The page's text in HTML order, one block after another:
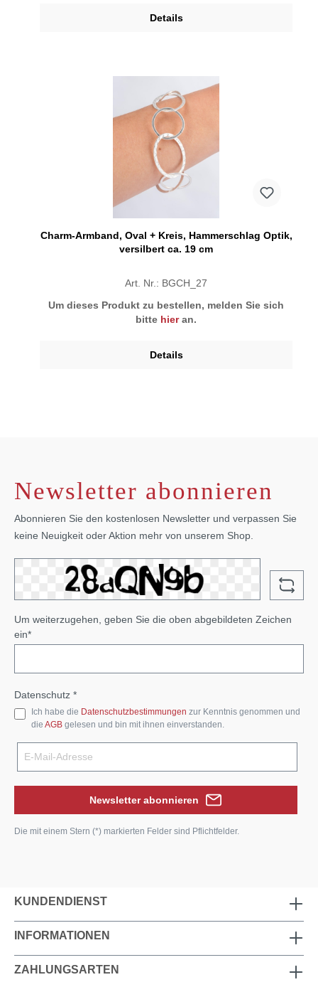
Details
Charm-Armband, Oval + Kreis, Hammerschlag Optik,
versilbert ca. 19 cm
Art. Nr.: BGCH_27
Um dieses Produkt zu bestellen, melden Sie sich
bitte hieran.
Details
Newsletter abonnieren
Abonnieren Sie den kostenlosen Newsletter und verpassen Sie
keine Neuigkeit oder Aktion mehr von unserem Shop.
Um weiterzugehen, geben Sie die oben abgebildeten Zeichen
ein*
Datenschutz *
Ich habe die Datenschutzbestimmungen zur Kenntnis genommen und
die AGB gelesen und bin mit ihnen einverstanden.
Newsletter abonnieren
Die mit einem Stern (*) markierten Felder sind Pflichtfelder.
KUNDENDIENST
INFORMATIONEN
ZAHLUNGSARTEN